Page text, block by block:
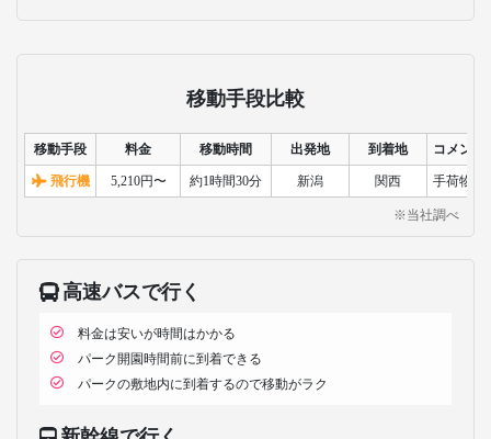
移動手段比較
移動手段 料金 移動時間 出発地 到着地 コメント
飛行機 5,210円〜 約1時間30分 新潟 関西 手荷物検
※当社調べ
高速バスで行く
料金は安いが時間はかかる
パーク開園時間前に到着できる
パークの敷地内に到着するので移動がラク